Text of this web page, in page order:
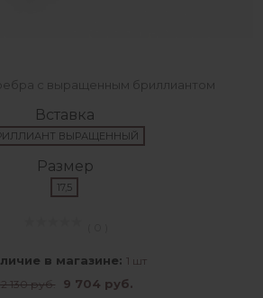
с выращенным бриллиантом
Вставка
ВЫРАЩЕННЫЙ
Размер
17,5
в магазине: 1 шт
130 руб.
9 704 руб.